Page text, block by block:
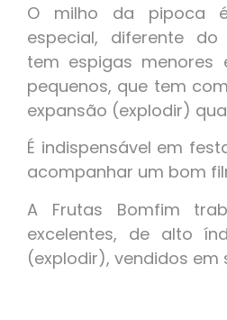
O milho da pipoca
especial, diferente do
tem espigas menores
pequenos, que tem
expansão (explodir)
É indispensável em
acompanhar um bom
A Frutas Bomfim
excelentes, de alto
(explodir), vendidos em